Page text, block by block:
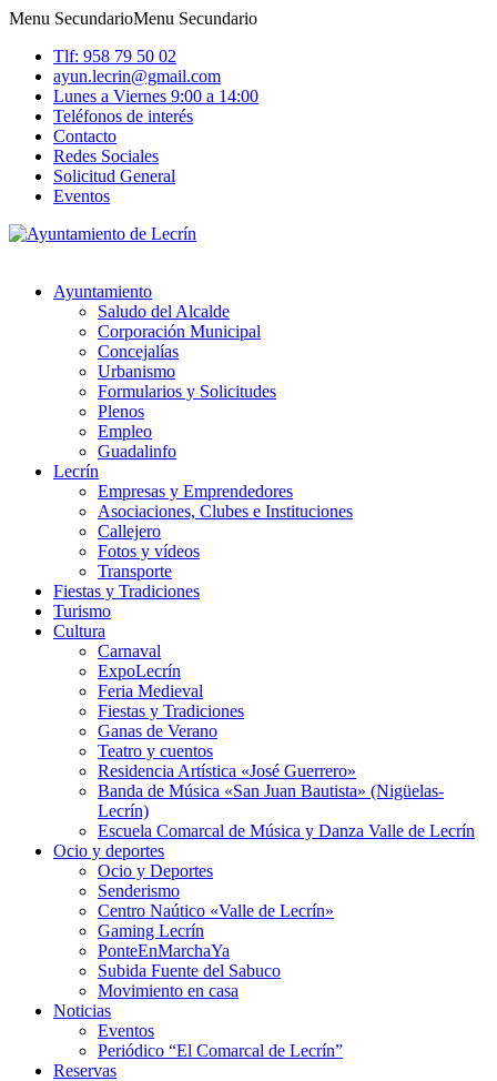
Menu SecundarioMenu Secundario
Tlf: 958 79 50 02
ayun.lecrin@gmail.com
Lunes a Viernes 9:00 a 14:00
Teléfonos de interés
Contacto
Redes Sociales
Solicitud General
Eventos
Ayuntamiento
Saludo del Alcalde
Corporación Municipal
Concejalías
Urbanismo
Formularios y Solicitudes
Plenos
Empleo
Guadalinfo
Lecrín
Empresas y Emprendedores
Asociaciones, Clubes e Instituciones
Callejero
Fotos y vídeos
Transporte
Fiestas y Tradiciones
Turismo
Cultura
Carnaval
ExpoLecrín
Feria Medieval
Fiestas y Tradiciones
Ganas de Verano
Teatro y cuentos
Residencia Artística «José Guerrero»
Banda de Música «San Juan Bautista» (Nigüelas-
Lecrín)
Escuela Comarcal de Música y Danza Valle de Lecrín
Ocio y deportes
Ocio y Deportes
Senderismo
Centro Naútico «Valle de Lecrín»
Gaming Lecrín
PonteEnMarchaYa
Subida Fuente del Sabuco
Movimiento en casa
Noticias
Eventos
Periódico “El Comarcal de Lecrín”
Reservas